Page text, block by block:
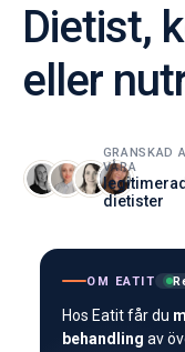
Dietist,
eller
GRANSKAD
VÅRA
dietister
OM EATIT
Hos Eatit får du
behandling av